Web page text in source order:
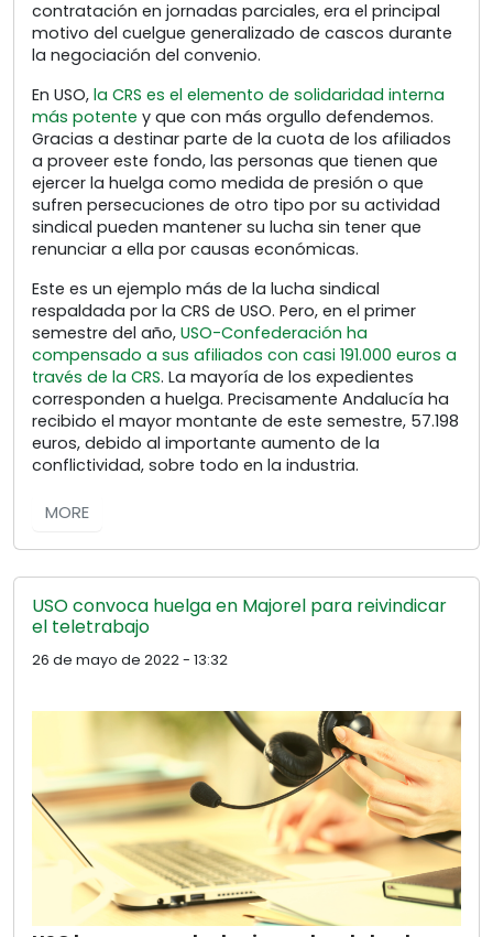
contratación en jornadas parciales, era el principal
motivo del cuelgue generalizado de cascos durante
la negociación del convenio.
En USO, la CRS es el elemento de solidaridad interna
más potente y que con más orgullo defendemos.
Gracias a destinar parte de la cuota de los afiliados
a proveer este fondo, las personas que tienen que
ejercer la huelga como medida de presión o que
sufren persecuciones de otro tipo por su actividad
sindical pueden mantener su lucha sin tener que
renunciar a ella por causas económicas.
Este es un ejemplo más de la lucha sindical
respaldada por la CRS de USO. Pero, en el primer
semestre del año, USO-Confederación ha
compensado a sus afiliados con casi 191.000 euros a
través de la CRS. La mayoría de los expedientes
corresponden a huelga. Precisamente Andalucía ha
recibido el mayor montante de este semestre, 57.198
euros, debido al importante aumento de la
conflictividad, sobre todo en la industria.
MORE
USO convoca huelga en Majorel para reivindicar
el teletrabajo
26 de mayo de 2022 - 13:32